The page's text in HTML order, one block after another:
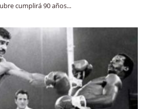
cumplirá 90 años...